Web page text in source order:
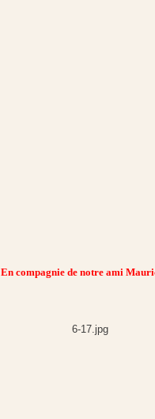
En compagnie de notre ami